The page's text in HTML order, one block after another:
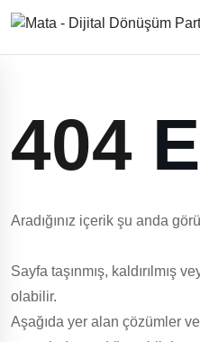
404
Aradığınız içerik şu anda
Sayfa taşınmış, kaldırılmış
olabilir.
Aşağıda yer alan çözümler ve